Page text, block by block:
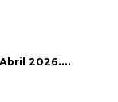
2026....